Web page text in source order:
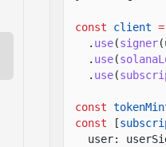
const client =
. use(signer
. use(
. use(
const
const
[
user: